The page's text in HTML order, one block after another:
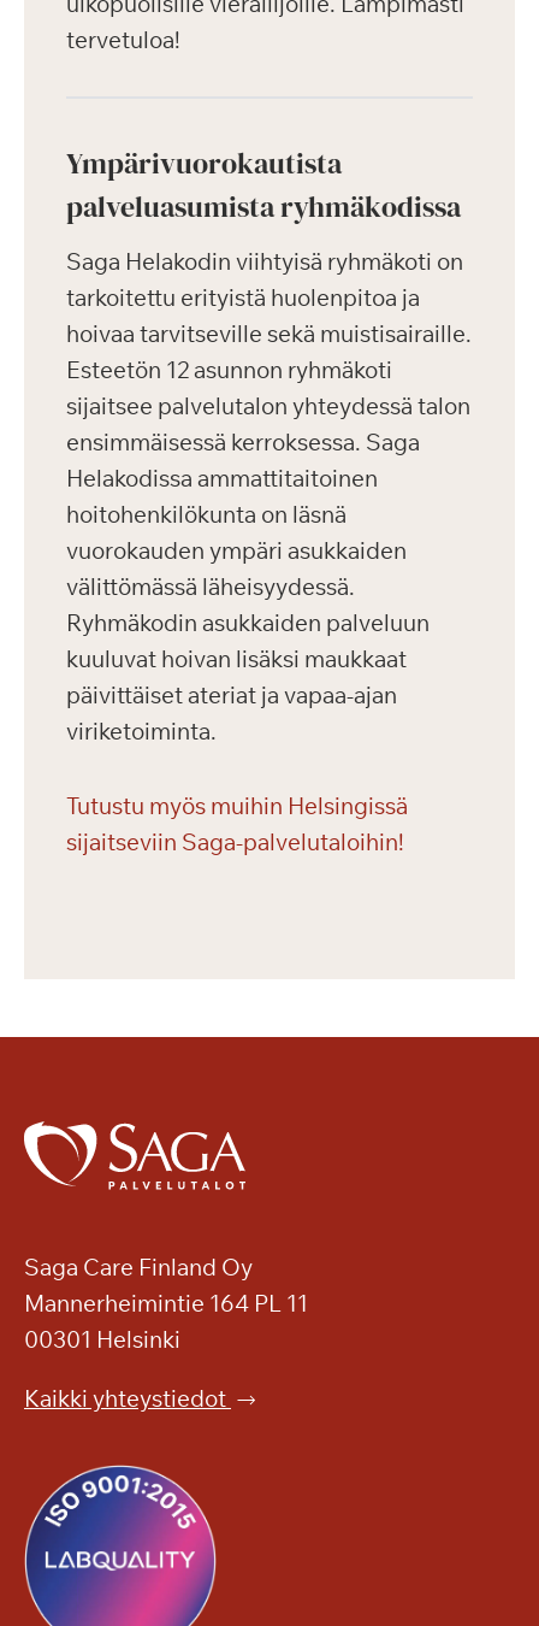
tervetuloa!
Ympärivuorokautista
palveluasumista ryhmäkodissa
Saga Helakodin viihtyisä ryhmäkoti on
tarkoitettu erityistä huolenpitoa ja
hoivaa tarvitseville sekä muistisairaille.
Esteetön 12 asunnon ryhmäkoti
sijaitsee palvelutalon yhteydessä talon
ensimmäisessä kerroksessa. Saga
Helakodissa ammattitaitoinen
hoitohenkilökunta on läsnä
vuorokauden ympäri asukkaiden
välittömässä läheisyydessä.
Ryhmäkodin asukkaiden palveluun
kuuluvat hoivan lisäksi maukkaat
päivittäiset ateriat ja vapaa-ajan
viriketoiminta.
Tutustu myös muihin Helsingissä
sijaitseviin Saga-palvelutaloihin!
Saga Care Finland Oy
Mannerheimintie 164 PL 11
00301 Helsinki
Kaikki yhteystiedot